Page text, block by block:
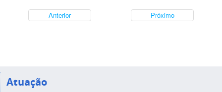
Anterior Próximo
Atuação